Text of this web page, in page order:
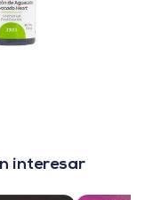
interesar